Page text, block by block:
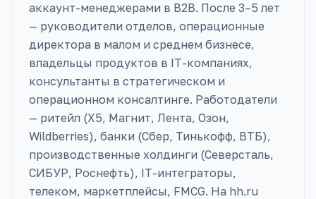
аккаунт-менеджерами в B2B. После 3–5 лет
— руководители отделов, операционные
директора в малом и среднем бизнесе,
владельцы продуктов в IT-компаниях,
консультанты в стратегическом и
операционном консалтинге. Работодатели
— ритейл (X5, Магнит, Лента, Озон,
Wildberries), банки (Сбер, Тинькофф, ВТБ),
производственные холдинги (Северсталь,
СИБУР, Роснефть), IT-интеграторы,
телеком, маркетплейсы, FMCG. На hh.ru